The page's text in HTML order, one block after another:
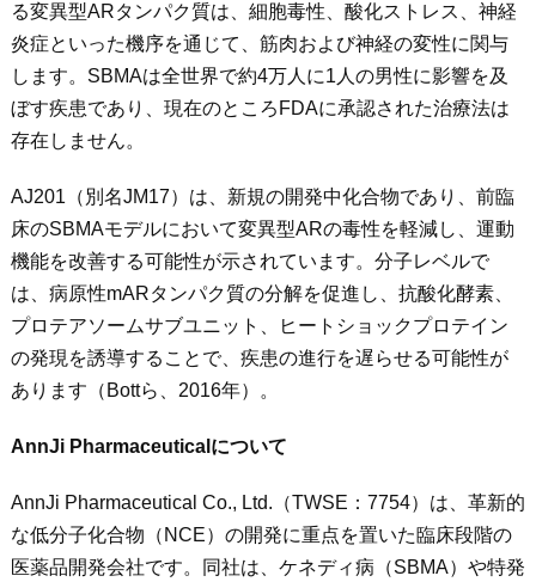
る変異型ARタンパク質は、細胞毒性、酸化ストレス、神経
炎症といった機序を通じて、筋肉および神経の変性に関与
します。SBMAは全世界で約4万人に1人の男性に影響を及
ぼす疾患であり、現在のところFDAに承認された治療法は
存在しません。
AJ201（別名JM17）は、新規の開発中化合物であり、前臨
床のSBMAモデルにおいて変異型ARの毒性を軽減し、運動
機能を改善する可能性が示されています。分子レベルで
は、病原性mARタンパク質の分解を促進し、抗酸化酵素、
プロテアソームサブユニット、ヒートショックプロテイン
の発現を誘導することで、疾患の進行を遅らせる可能性が
あります（Bottら、2016年）。
AnnJi Pharmaceutical について
AnnJi Pharmaceutical Co., Ltd.（TWSE：7754）は、革新的
な低分子化合物（NCE）の開発に重点を置いた臨床段階の
医薬品開発会社です。同社は、ケネディ病（SBMA）や特発